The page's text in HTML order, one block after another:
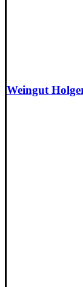
Weingut